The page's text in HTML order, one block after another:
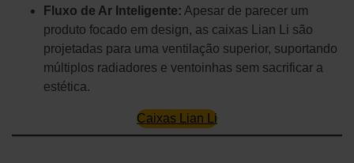
Fluxo de Ar Inteligente: Apesar de parecer um
produto focado em design, as caixas Lian Li são
projetadas para uma ventilação superior, suportando
múltiplos radiadores e ventoinhas sem sacrificar a
estética.
Caixas Lian Li